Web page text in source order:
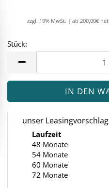
zzgl. 19% MwSt. | ab 200,00€
Stück:
unser Leasingvorschlag
Laufzeit
48 Monate
54 Monate
60 Monate
72 Monate